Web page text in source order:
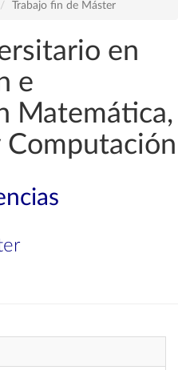
Trabajo fin de Máster
en
e
Matemática,
Computación